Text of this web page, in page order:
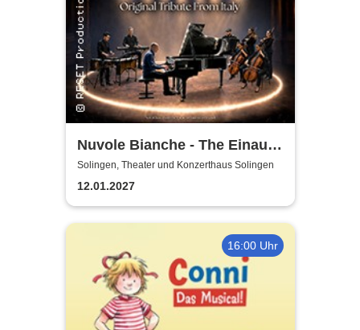
Nuvole Bianche - The Einaudi
Experience - Original Tribute
from Italy
Solingen, Theater und Konzerthaus Solingen
12.01.2027
16:00 Uhr